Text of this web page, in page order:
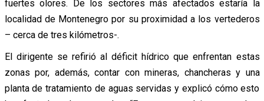
fuertes olores. De los sectores más afectados estaría la
localidad de Montenegro por su proximidad a los vertederos
– cerca de tres kilómetros-.
El dirigente se refirió al déficit hídrico que enfrentan estas
zonas por, además, contar con mineras, chancheras y una
planta de tratamiento de aguas servidas y explicó cómo esto